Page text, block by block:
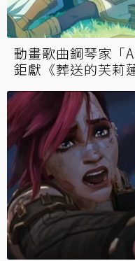
動畫歌曲鋼琴家「
鉅獻《葬送的芙莉